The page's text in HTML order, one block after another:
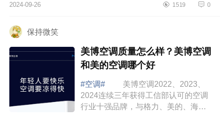
方面各有千秋，下面小编为大家介绍
2024-09-26 1519 0
保持微笑
美博空调质量怎么样？美博空调
和美的空调哪个好
#空调#
美博空调2022、2023、
2024连续三年获得工信部认可的空调
行业十强品牌，与格力、美的、海